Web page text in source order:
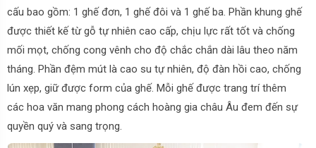
cấu bao gồm: 1 ghế đơn, 1 ghế đôi và 1 ghế ba. Phần khung ghế
được thiết kế từ gỗ tự nhiên cao cấp, chịu lực rất tốt và chống
mối mọt, chống cong vênh cho độ chắc chắn dài lâu theo năm
tháng. Phần đệm mút là cao su tự nhiên, độ đàn hồi cao, chống
lún xẹp, giữ được form của ghế. Mỗi ghế được trang trí thêm
các hoa văn mang phong cách hoàng gia châu Âu đem đến sự
quyền quý và sang trọng.